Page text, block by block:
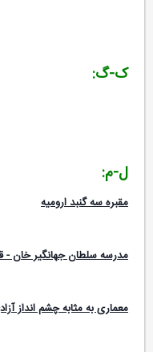
ک-گ:
ل-م:
مقبره سه گنبد ارومیه
مدرسه سلطان جهانگیر خان - قم
معماری به مثابه چشم انداز آزادی